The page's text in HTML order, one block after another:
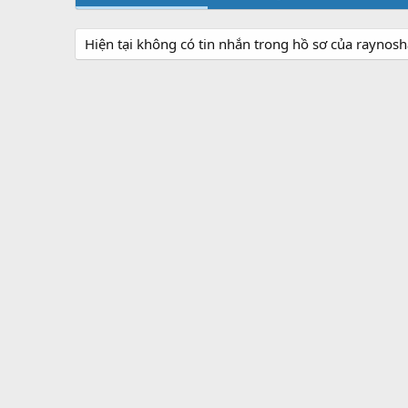
Hiện tại không có tin nhắn trong hồ sơ của